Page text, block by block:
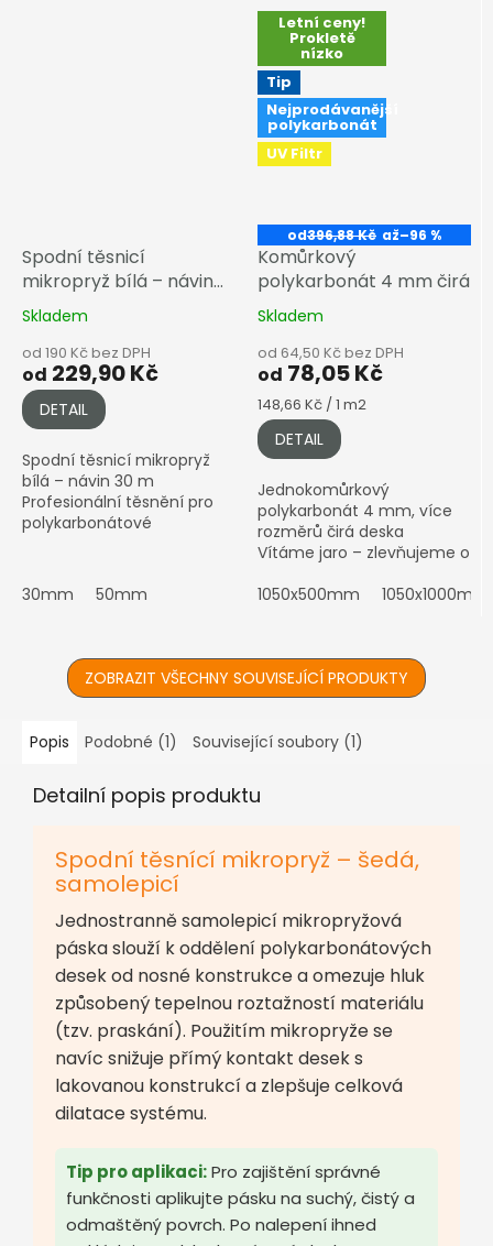
Spodní těsnicí
mikropryž bílá – návin
30 m
Skladem
od 190 Kč bez DPH
od 229,90 Kč
DETAIL
Spodní těsnicí mikropryž
bílá – návin 30 m
Profesionální těsnění pro
polykarbonátové
pouze jako celý...
30mm 50mm
Letní ceny!
Prokletě
nízko
Tip
Nejprodávanější
polykarbonát
UV Filtr
od396,88 Kč až–96 %
Komůrkový
polykarbonát 4 mm čirá
Skladem
od 64,50 Kč bez DPH
od 78,05 Kč
Měrná
cena:
148,66 Kč / 1 m2
DETAIL
Jednokomůrkový
polykarbonát 4 mm, více
rozměrů čirá deska
Vítáme jaro – zlevňujeme o
snížená. Stav k --.--.----....
1050x500mm 1050x1000mm
ZOBRAZIT VŠECHNY SOUVISEJÍCÍ PRODUKTY
Popis Podobné (1) Související soubory (1)
Detailní popis produktu
Spodní těsnící mikropryž – šedá,
samolepicí
Jednostranně samolepicí mikropryžová
páska slouží k oddělení polykarbonátových
desek od nosné konstrukce a omezuje hluk
způsobený tepelnou roztažností materiálu
(tzv. praskání). Použitím mikropryže se
navíc snižuje přímý kontakt desek s
lakovanou konstrukcí a zlepšuje celková
dilatace systému.
Tip pro aplikaci:Pro zajištění správné
funkčnosti aplikujte pásku na suchý, čistý a
odmaštěný povrch. Po nalepení ihned